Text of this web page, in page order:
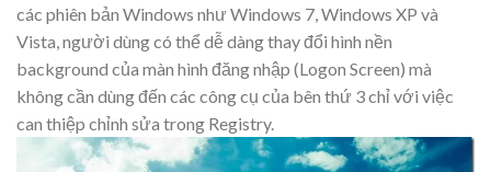
các phiên bản Windows như Windows 7, Windows XP và
Vista, người dùng có thể dễ dàng thay đổi hình nền
background của màn hình đăng nhập (Logon Screen) mà
không cần dùng đến các công cụ của bên thứ 3 chỉ với việc
can thiệp chỉnh sửa trong Registry.